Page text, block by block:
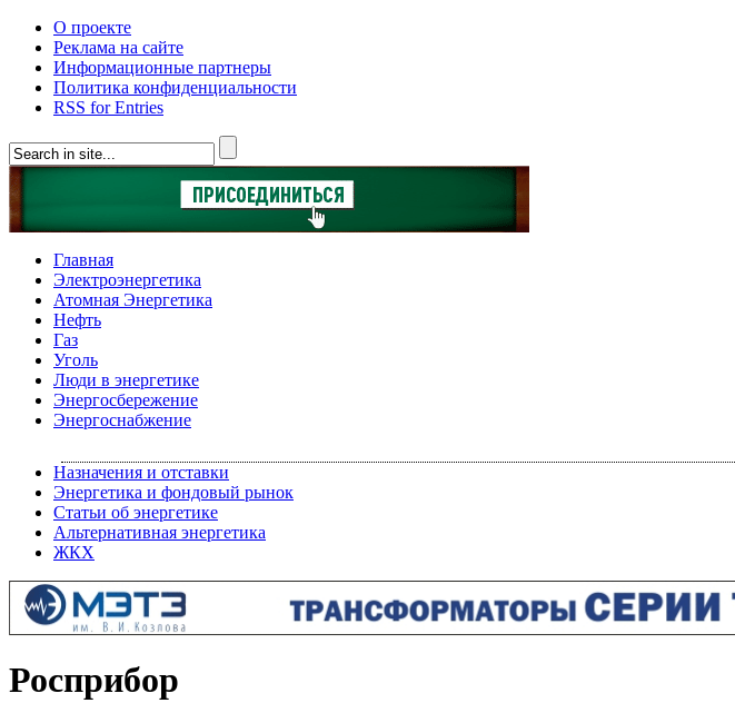
О проекте
Реклама на сайте
Информационные партнеры
Политика конфиденциальности
RSS for Entries
Главная
Электроэнергетика
Атомная Энергетика
Нефть
Газ
Уголь
Люди в энергетике
Энергосбережение
Энергоснабжение
Назначения и отставки
Энергетика и фондовый рынок
Статьи об энергетике
Альтернативная энергетика
ЖКХ
Росприбор